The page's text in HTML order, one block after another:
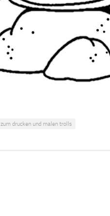
zum drucken und malen trolls